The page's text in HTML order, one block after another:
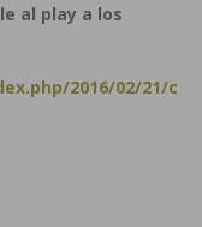
al play a los
2016/02/21/